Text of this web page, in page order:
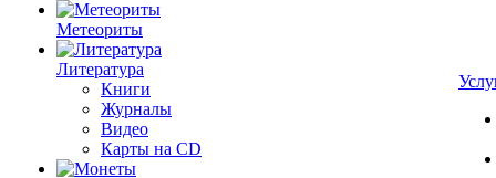
Метеориты
Литература
Книги
Журналы
Видео
Карты на CD